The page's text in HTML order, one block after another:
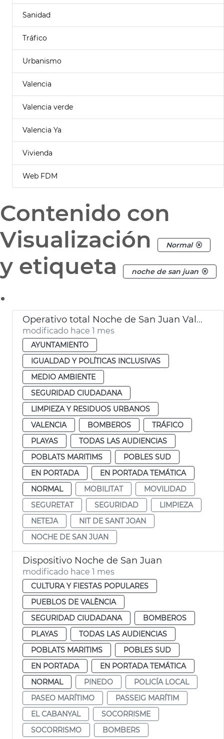
Sanidad
Tráfico
Urbanismo
Valencia
Valencia verde
Valencia Ya
Vivienda
Web FDM
Contenido con
Visualización
Normal
y etiqueta noche de san juan
.
Operativo total Noche de San Juan València. Movilidad, limpieza y seguridad
modificado hace 1 mes
AYUNTAMIENTO
IGUALDAD Y POLÍTICAS INCLUSIVAS
MEDIO AMBIENTE
SEGURIDAD CIUDADANA
LIMPIEZA Y RESIDUOS URBANOS
VALENCIA
BOMBEROS
TRÁFICO
PLAYAS
TODAS LAS AUDIENCIAS
POBLATS MARITIMS
POBLES SUD
EN PORTADA
EN PORTADA TEMÁTICA
NORMAL
MOBILITAT
MOVILIDAD
SEGURETAT
SEGURIDAD
LIMPIEZA
NETEJA
NIT DE SANT JOAN
NOCHE DE SAN JUAN
Dispositivo Noche de San Juan
modificado hace 1 mes
CULTURA Y FIESTAS POPULARES
PUEBLOS DE VALÈNCIA
SEGURIDAD CIUDADANA
BOMBEROS
PLAYAS
TODAS LAS AUDIENCIAS
POBLATS MARITIMS
POBLES SUD
EN PORTADA
EN PORTADA TEMÁTICA
NORMAL
PINEDO
POLICÍA LOCAL
PASEO MARÍTIMO
PASSEIG MARÍTIM
EL CABANYAL
SOCORRISME
SOCORRISMO
BOMBERS